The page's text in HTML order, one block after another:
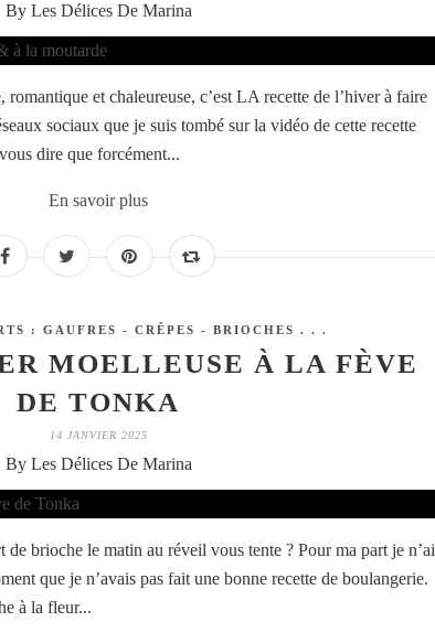
By Les Délices De Marina
et chaleureuse, c’est LA recette de l’hiver à faire
sociaux que je suis tombé sur la vidéo de cette recette
dire que forcément...
En savoir plus
: GAUFRES - CRÊPES - BRIOCHES . . .
MOELLEUSE À LA FÈVE
DE TONKA
14 JANVIER 2025
By Les Délices De Marina
brioche le matin au réveil vous tente ? Pour ma part je n’ai
que je n’avais pas fait une bonne recette de boulangerie.
à la fleur...